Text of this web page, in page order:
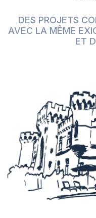
DES PROJETS
AVEC LA MÊME
ET